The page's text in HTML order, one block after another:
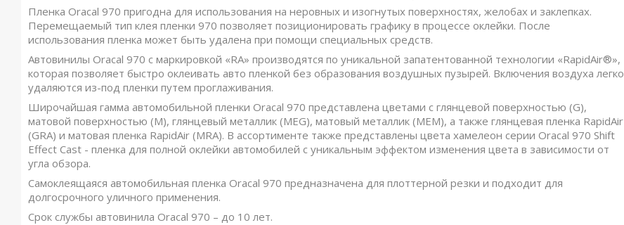
Пленка Oracal 970 пригодна для использования на неровных и изогнутых поверхностях, желобах и заклепках.
Перемещаемый тип клея пленки 970 позволяет позиционировать графику в процессе оклейки. После
использования пленка может быть удалена при помощи специальных средств.
Автовинилы Oracal 970 с маркировкой «RA» производятся по уникальной запатентованной технологии «RapidAir®»,
которая позволяет быстро оклеивать авто пленкой без образования воздушных пузырей. Включения воздуха легко
удаляются из-под пленки путем проглаживания.
Широчайшая гамма автомобильной пленки Oracal 970 представлена цветами с глянцевой поверхностью (G),
матовой поверхностью (M), глянцевый металлик (MEG), матовый металлик (MEM), а также глянцевая пленка RapidAir
(GRA) и матовая пленка RapidAir (MRA). В ассортименте также представлены цвета хамелеон серии Oracal 970 Shift
Effect Cast - пленка для полной оклейки автомобилей с уникальным эффектом изменения цвета в зависимости от
угла обзора.
Самоклеящаяся автомобильная пленка Oracal 970 предназначена для плоттерной резки и подходит для
долгосрочного уличного применения.
Срок службы автовинила Oracal 970 – до 10 лет.